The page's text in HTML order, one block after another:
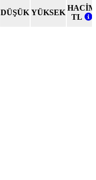
DÜŞÜK YÜKSEK
HACİM
TL